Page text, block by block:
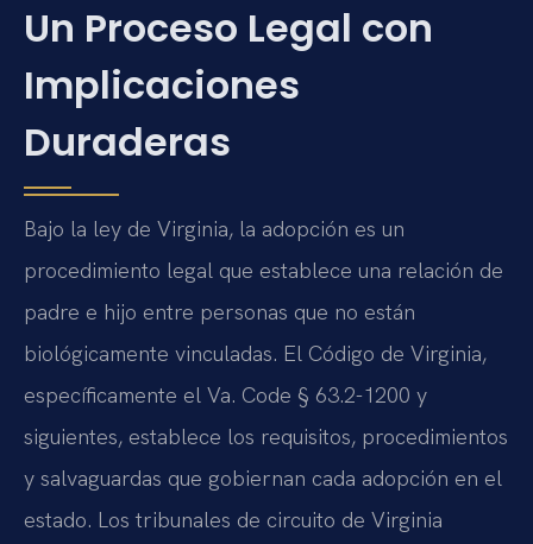
Un Proceso Legal con
Implicaciones
Duraderas
Bajo la ley de Virginia, la adopción es un
procedimiento legal que establece una relación de
padre e hijo entre personas que no están
biológicamente vinculadas. El Código de Virginia,
específicamente el Va. Code § 63.2-1200 y
siguientes, establece los requisitos, procedimientos
y salvaguardas que gobiernan cada adopción en el
estado. Los tribunales de circuito de Virginia